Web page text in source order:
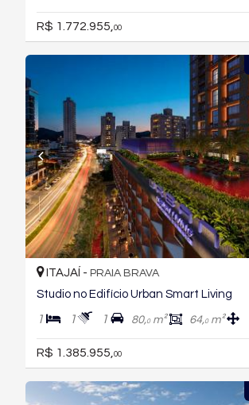
R$ 1.772.955, 00
ITAJAÍ - PRAIA BRAVA
Studio no Edifício Urban Smart Living
1 1 1 80,0m² 64,0m²
R$ 1.385.955,00